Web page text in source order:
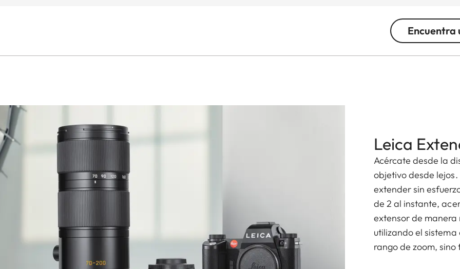
Encuentra
Leica
Acércate desde la
objetivo desde
extender sin
de 2 al instante,
extensor de
utilizando el
rango de zoom,